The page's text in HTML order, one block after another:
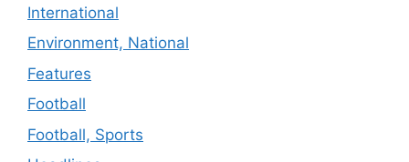
International
Environment, National
Features
Football
Football, Sports